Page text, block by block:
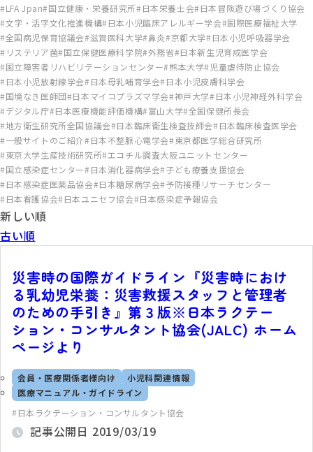
LFA Jpan 国立健康・栄養研究所 日本栄養士会 日本冒険遊び場づくり協会
文字・活字文化推進機構 日本小児臨床アレルギー学会 国際医療福祉大学
全国病児保育協議会 滋賀医科大学 鼻炎 京都大学 日本小児呼吸器学会
リステリア菌 国立保健医療科学院 外務省 日本新生児育成医学会
国立障害者リハビリテーションセンター 熊本大学 児童虐待防止協会
日本小児放射線学会 日本母乳哺育学会 日本小児皮膚科学会
国境なき医師団
日本マイコプラズマ学会 神戸大学 日本小児神経外科学会
デジタル庁 日本医療機能評価機構 富山大学 全国保健所長会
地方衛生研究所全国協議会 日本臨床衛生検査技師会 日本臨床検査医学会
一般サイトのご紹介 日本不整脈心電学会 東京都医学総合研究所
東京大学生産技術研究所 エコチル調査大阪ユニットセンター
国立感染症センター 日本消化器病学会 子ども療養支援協会
日本感染症医薬品協会 日本糖尿病学会 予防接種リサーチセンター
日本看護協会 日本ユニセフ協会 日本感染症予報協会
新しい順
古い順
災害時の国際ガイドライン『災害時におけ
る乳幼児栄養：災害救援スタッフと管理者
のための手引き』第３版※日本ラクテー
ション・コンサルタント協会(JALC) ホーム
ページより
会員・医療関係者様向け
小児科関連情報
医療マニュアル・ガイドライン
日本ラクテーション・コンサルタント協会
記事公開日 2019/03/19